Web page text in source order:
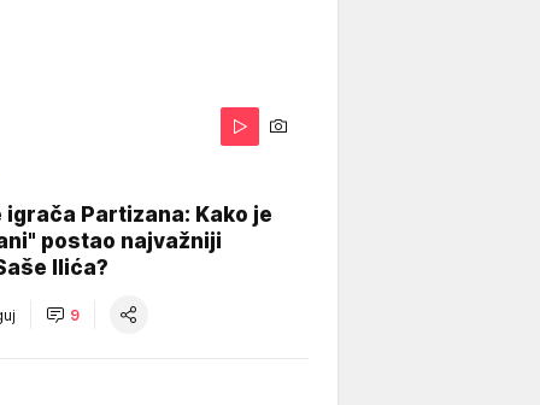
igrača Partizana: Kako je
postao najvažniji
Ilića?
9